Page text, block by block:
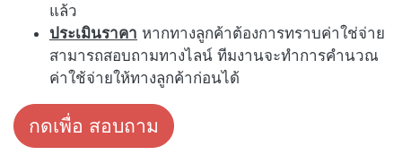
แล้ว
ประเมินราคา หากทางลูกค้าต้องการทราบค่าใช่จ่าย
สามารถสอบถามทางไลน์ ทีมงานจะทำการคำนวณ
ค่าใช้จ่ายให้ทางลูกค้าก่อนได้
กดเพื่อ สอบถาม